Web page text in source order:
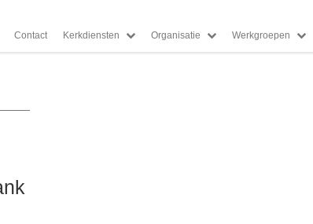
Contact Kerkdiensten Organisatie Werkgroepen